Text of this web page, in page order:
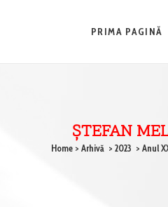
PRIMA PAGINĂ
ŞTEFAN
Home> Arhivă > 2023 > Anul